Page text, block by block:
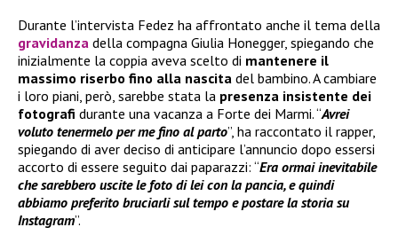
Durante l’intervista Fedez ha affrontato anche il tema della
gravidanza della compagna Giulia Honegger, spiegando che
inizialmente la coppia aveva scelto di mantenere il
massimo riserbo fino alla nascita del bambino. A cambiare
i loro piani, però, sarebbe stata la presenza insistente dei
fotografi durante una vacanza a Forte dei Marmi. “Avrei
voluto tenermelo per me fino al parto”, ha raccontato il rapper,
spiegando di aver deciso di anticipare l’annuncio dopo essersi
accorto di essere seguito dai paparazzi: “Era ormai inevitabile
che sarebbero uscite le foto di lei con la pancia, e quindi
abbiamo preferito bruciarli sul tempo e postare la storia su
Instagram”.